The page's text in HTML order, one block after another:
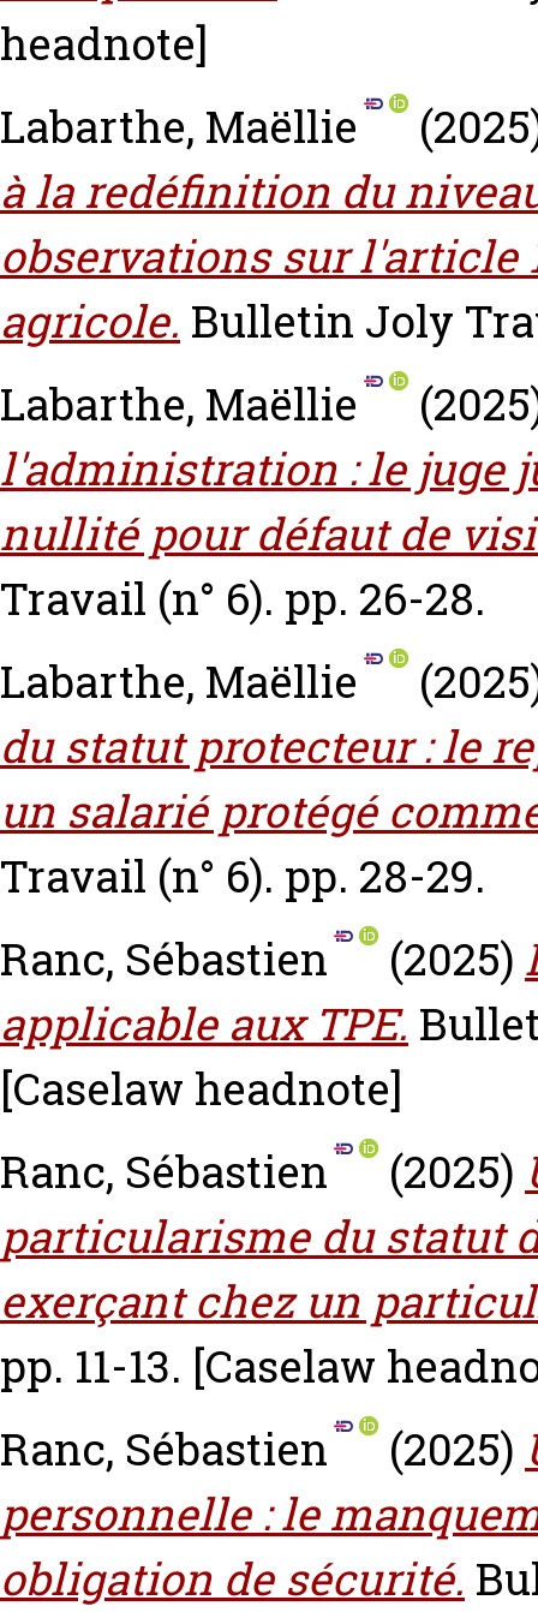
headnote]
Labarthe, Maëllie
à la redéfinition du
observations sur l'article
agricole. Bulletin Joly
Labarthe, Maëllie
l'administration : le juge
nullité pour défaut de
Travail (n° 6). pp. 26-28.
Labarthe, Maëllie
du statut protecteur : le
un salarié protégé
Travail (n° 6). pp. 28-29.
Ranc, Sébastien
(2025)
applicable aux TPE.
[Caselaw headnote]
Ranc, Sébastien
(2025)
particularisme du statut
exerçant chez un
pp. 11-13. [Caselaw
Ranc, Sébastien
(2025)
personnelle : le
obligation de sécurité.